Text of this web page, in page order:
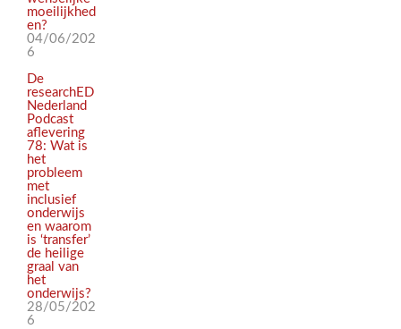
moeilijkhed
en?
04/06/202
6
De
researchED
Nederland
Podcast
aflevering
78: Wat is
het
probleem
met
inclusief
onderwijs
en waarom
is ‘transfer’
de heilige
graal van
het
onderwijs?
28/05/202
6